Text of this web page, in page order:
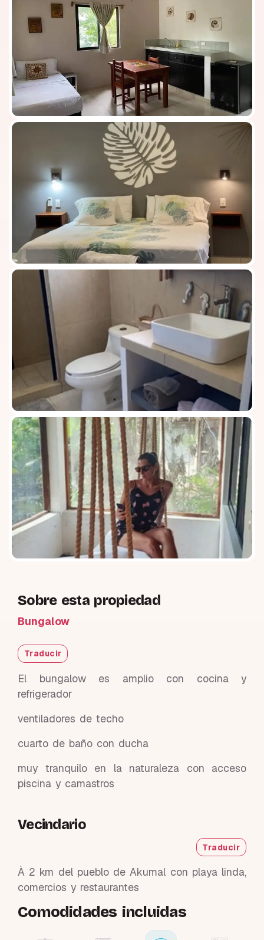
Sobre esta propiedad
Bungalow
Traducir
El bungalow es amplio con cocina y
refrigerador
ventiladores de techo
cuarto de baño con ducha
muy tranquilo en la naturaleza con acceso
piscina y camastros
Vecindario
Traducir
À 2 km del pueblo de Akumal con playa linda,
comercios y restaurantes
Comodidades incluidas